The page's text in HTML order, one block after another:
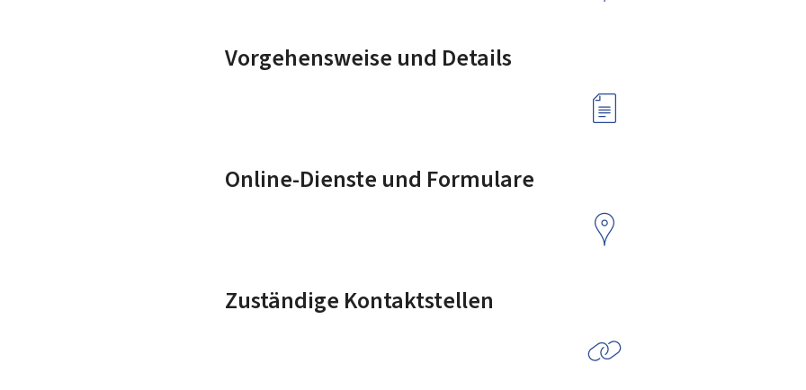
Vorgehensweise und Details
Online-Dienste und Formulare
Zuständige Kontaktstellen